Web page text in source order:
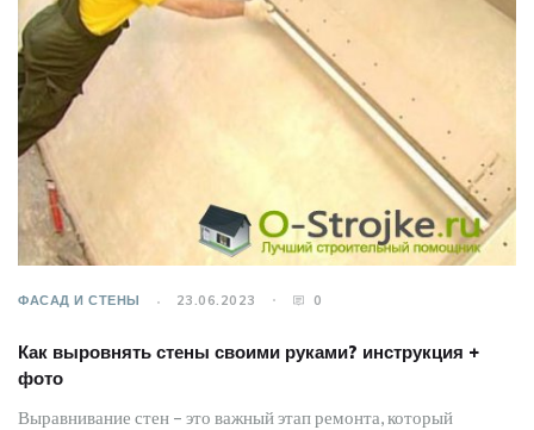
ФАСАД И СТЕНЫ 23.06.2023 0
Как выровнять стены своими руками? инструкция +
фото
Выравнивание стен – это важный этап ремонта, который